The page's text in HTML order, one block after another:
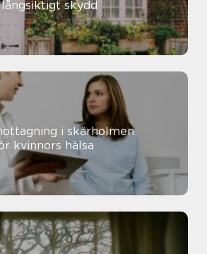
skydd
i skärholmen
kvinnors hälsa